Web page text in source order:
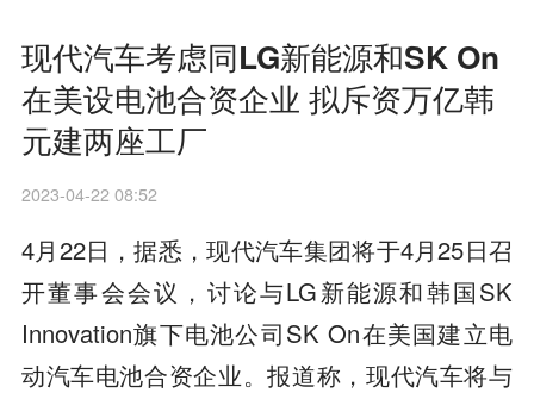
现代汽车考虑同LG新能源和SK On
在美设电池合资企业 拟斥资万亿韩
元建两座工厂
2023-04-22 08:52
4月22日，据悉，现代汽车集团将于4月25日召
开董事会会议，讨论与LG新能源和韩国SK
Innovation旗下电池公司SK On在美国建立电
动汽车电池合资企业。报道称，现代汽车将与